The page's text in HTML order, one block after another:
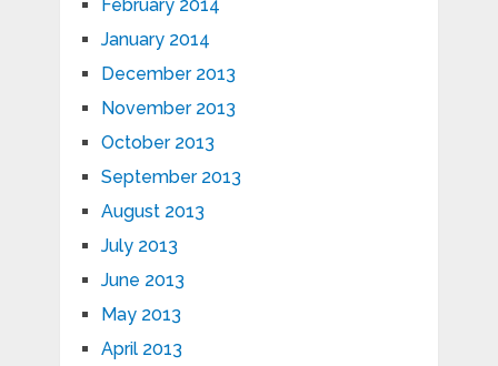
February 2014
January 2014
December 2013
November 2013
October 2013
September 2013
August 2013
July 2013
June 2013
May 2013
April 2013